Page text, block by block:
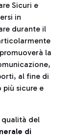
Sicuri e
in
durante il
la
al fine di
più sicure e
qualità del
di